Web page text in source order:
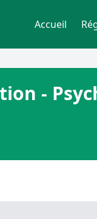
Accueil
-